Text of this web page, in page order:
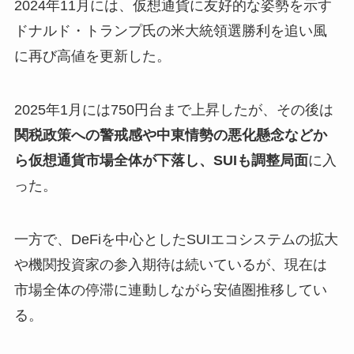
2024年11月には、仮想通貨に友好的な姿勢を示す
ドナルド・トランプ氏の米大統領選勝利を追い風
に再び高値を更新した。
2025年1月には750円台まで上昇したが、その後は
関税政策への警戒感や中東情勢の悪化懸念などか
ら仮想通貨市場全体が下落し、SUIも調整局面に入
った。
一方で、DeFiを中心としたSUIエコシステムの拡大
や機関投資家の参入期待は続いているが、現在は
市場全体の停滞に連動しながら安値圏推移してい
る。